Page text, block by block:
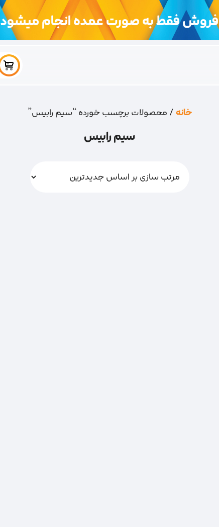
فروش فقط به صورت عمده انجام میشود
خانه/ محصولات برچسب خورده “سیم رابیس”
سیم رابیس